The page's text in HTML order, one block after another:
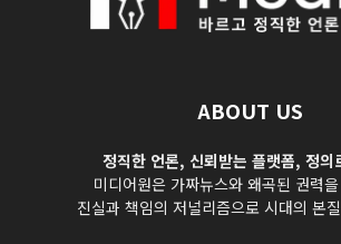
ABOUT US
정직한 언론, 신뢰받는 플랫폼, 정의
미디어원은 가짜뉴스와 왜곡된 권력
진실과 책임의 저널리즘으로 시대의 본